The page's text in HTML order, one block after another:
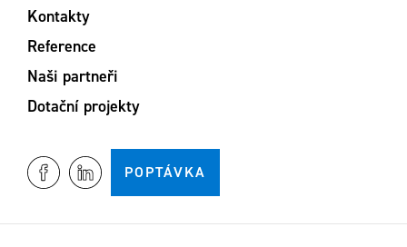
Kontakty
Reference
Naši partneři
Dotační projekty
POPTÁVKA